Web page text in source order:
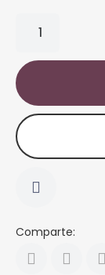
Comparte: